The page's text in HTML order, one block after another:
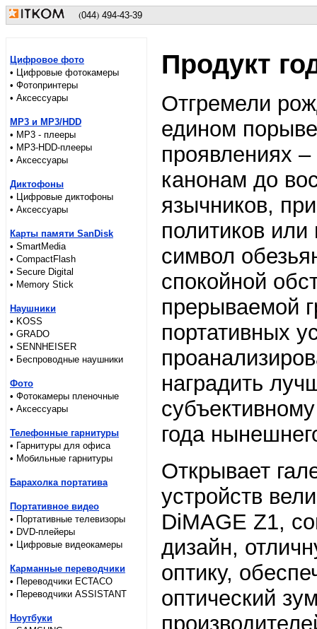
(044) 494-43-39
Цифровое фото
• Цифровые фотокамеры
• Фотопринтеры
• Аксессуары
MP3 и MP3/HDD
• MP3 - плееры
• MP3-HDD-плееры
• Аксессуары
Диктофоны
• Цифровые диктофоны
• Аксессуары
Карты памяти SanDisk
• SmartMedia
• CompactFlash
• Secure Digital
• Memory Stick
Наушники
• KOSS
• GRADO
• SENNHEISER
• Беспроводные наушники
Фото
• Фотокамеры пленочные
• Аксессуары
Телефонные гарнитуры
• Гарнитуры для офиса
• Мобильные гарнитуры
Барахолка портатива
Портативное видео
• Портативные телевизоры
• DVD-плейеры
• Цифровые видеокамеры
Карманные переводчики
• Переводчики ECTACO
• Переводчики ASSISTANT
Ноутбуки
Продукт
Отгремели
едином
проявлениях
канонам до
язычников,
политиков
символ
спокойной
прерываемой
портативных
наградить
года
Открывает
устройств
DiMAGE Z1,
дизайн,
оптику,
оптический